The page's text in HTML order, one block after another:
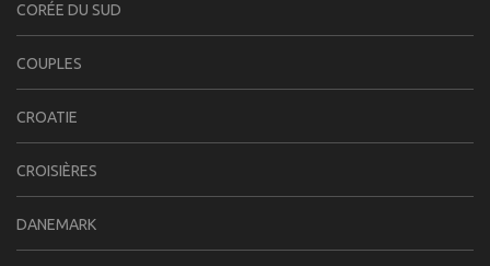
CORÉE DU SUD
COUPLES
CROATIE
CROISIÈRES
DANEMARK